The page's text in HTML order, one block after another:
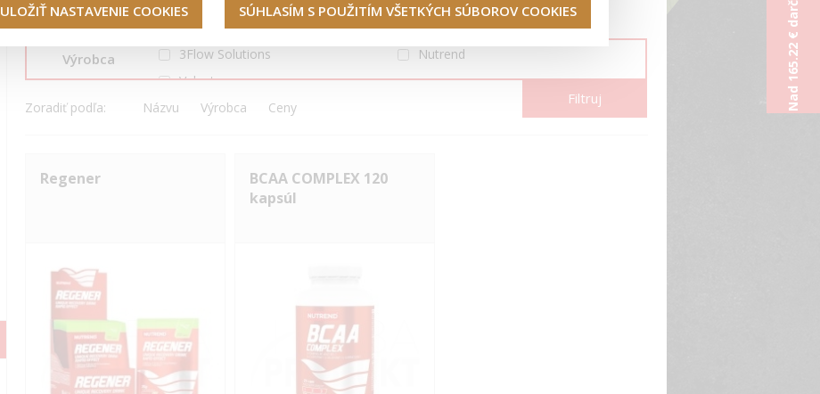
Filtre
Výrobca 3Flow Solutions
Nutrend
Valentus
Filtruj
Zoradiť podľa: Názvu Výrobca Ceny
Regener
BCAA COMPLEX 120
kapsúl
ULOŽIŤ NASTAVENIE COOKIES SÚHLASÍM S POUŽITÍM VŠETKÝCH SÚBOROV COOKIES